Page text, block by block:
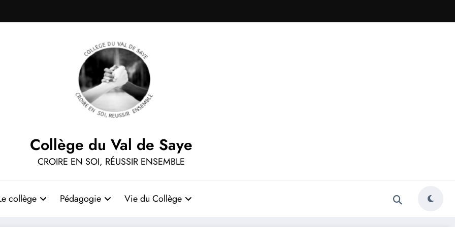
Collège du Val de Saye
CROIRE EN SOI, RÉUSSIR ENSEMBLE
collège Pédagogie Vie du Collège